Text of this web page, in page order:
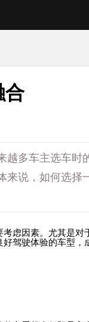
合
越多车主选车时
来说，如何选择
虑因素。尤其是对
驾驶体验的车型，